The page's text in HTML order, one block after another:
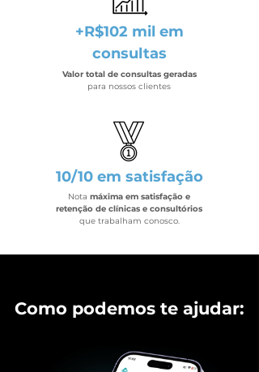
+R$102 mil em
consultas
Valor total de consultas geradas
para nossos clientes
10/10 em satisfação
Nota máxima em satisfação e
retenção de clínicas e consultórios
que trabalham conosco.
Como podemos te ajudar: